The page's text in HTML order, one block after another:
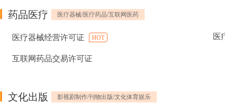
药品医疗 医疗器械/医疗药品/互联网医药
医疗器械经营许可证 HOT 医
互联网药品交易许可证
文化出版 影视剧制作/刊物出版/文化体育娱乐